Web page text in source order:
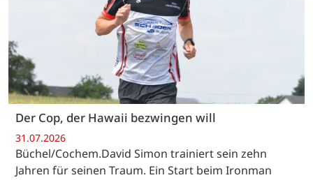
Der Cop, der Hawaii bezwingen will
31.07.2026
Büchel/Cochem.David Simon trainiert sein zehn
Jahren für seinen Traum. Ein Start beim Ironman